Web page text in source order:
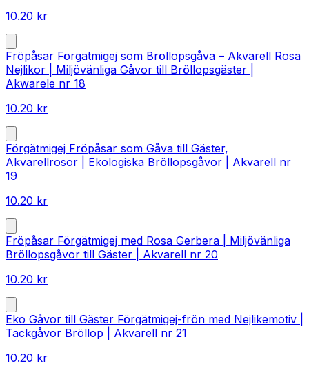
10.20 kr
Fröpåsar Förgätmigej som Bröllopsgåva – Akvarell Rosa
Nejlikor | Miljövänliga Gåvor till Bröllopsgäster |
Akwarele nr 18
10.20 kr
Förgätmigej Fröpåsar som Gåva till Gäster,
Akvarellrosor | Ekologiska Bröllopsgåvor | Akvarell nr
19
10.20 kr
Fröpåsar Förgätmigej med Rosa Gerbera | Miljövänliga
Bröllopsgåvor till Gäster | Akvarell nr 20
10.20 kr
Eko Gåvor till Gäster Förgätmigej-frön med Nejlikemotiv |
Tackgåvor Bröllop | Akvarell nr 21
10.20 kr